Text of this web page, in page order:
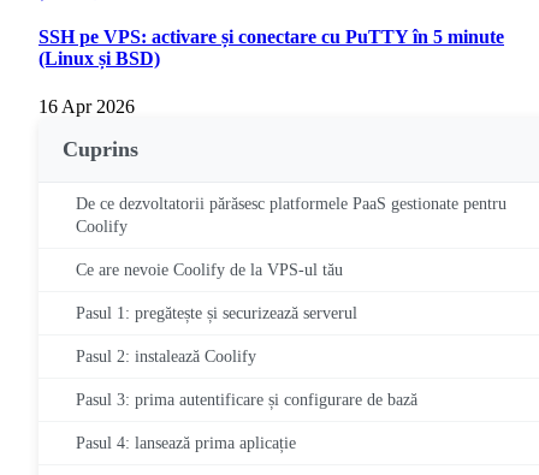
SSH pe VPS: activare și conectare cu PuTTY în 5 minute
(Linux și BSD)
16 Apr 2026
Cuprins
De ce dezvoltatorii părăsesc platformele PaaS gestionate pentru
Coolify
Ce are nevoie Coolify de la VPS-ul tău
Pasul 1: pregătește și securizează serverul
Pasul 2: instalează Coolify
Pasul 3: prima autentificare și configurare de bază
Pasul 4: lansează prima aplicație